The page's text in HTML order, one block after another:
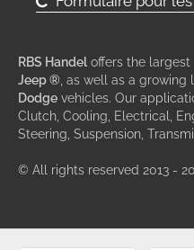
RBS Handel offers the
Jeep ® , as well as a
Dodge vehicles. Our
Clutch, Cooling, Electrical,
Steering, Suspension,
© All rights reserved 2013 -